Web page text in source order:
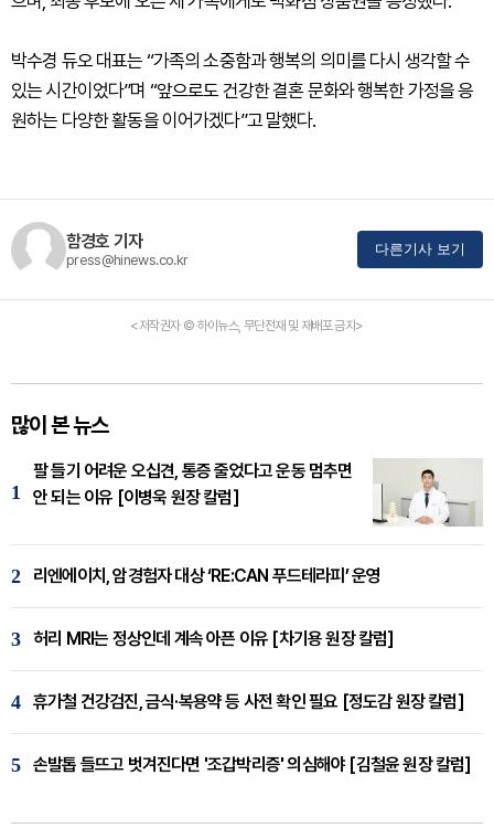
박수경 듀오 대표는 “가족의 소중함과 행복의 의미를 다시 생각할 수
있는 시간이었다”며 “앞으로도 건강한 결혼 문화와 행복한 가정을 응
원하는 다양한 활동을 이어가겠다”고 말했다.
함경호 기자
press@hinews.co.kr
다른기사 보기
<저작권자 © 하이뉴스, 무단전재 및 재배포 금지>
많이 본 뉴스
1
팔 들기 어려운 오십견, 통증 줄었다고 운동 멈추면
안 되는 이유 [이병욱 원장 칼럼]
2 리엔에이치, 암경험자 대상 ‘RE:CAN 푸드테라피’ 운영
3 허리 MRI는 정상인데 계속 아픈 이유 [차기용 원장 칼럼]
4 휴가철 건강검진, 금식·복용약 등 사전 확인 필요 [정도감 원장 칼럼]
5 손발톱 들뜨고 벗겨진다면 '조갑박리증' 의심해야 [김철윤 원장 칼럼]